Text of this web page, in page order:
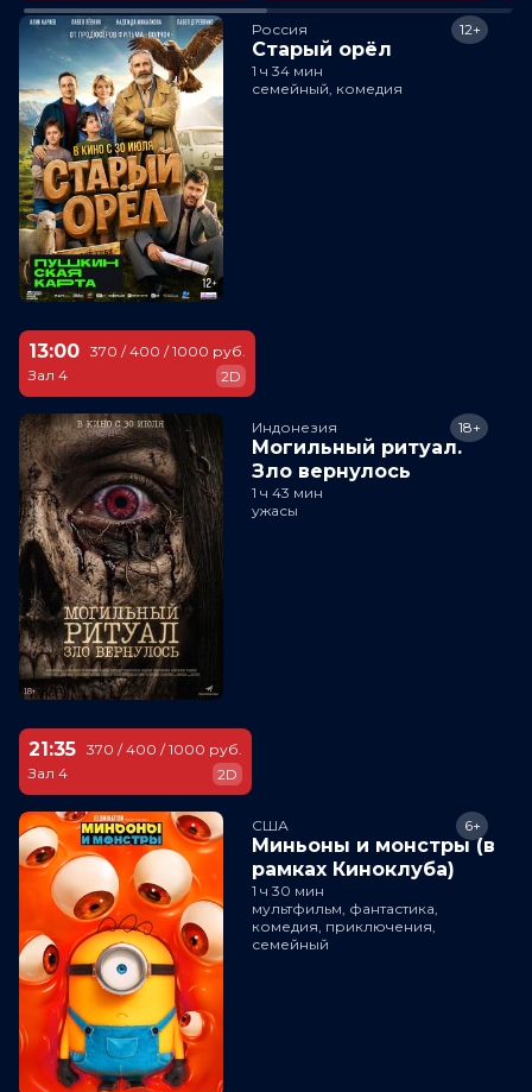
Россия
Старый орёл
12+
1 ч 34 мин
семейный, комедия
13:00
Зал 4
370 / 400 / 1000 руб.
2D
Индонезия
Могильный ритуал.
Зло вернулось
18+
1 ч 43 мин
ужасы
21:35
Зал 4
370 / 400 / 1000 руб.
2D
США
Миньоны и монстры (в
рамках Киноклуба)
6+
1 ч 30 мин
мультфильм, фантастика,
комедия, приключения,
семейный